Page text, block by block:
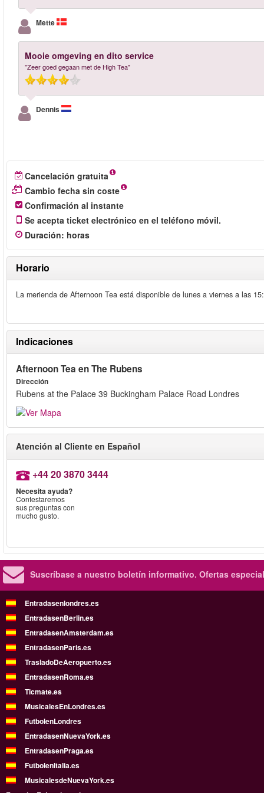
Mette
Mooie omgeving en dito service
"Zeer goed gegaan met de High Tea"
Dennis
Cancelación gratuita
Cambio fecha sin coste
Confirmación al instante
Se acepta ticket electrónico en el teléfono móvil.
Duración: horas
Horario
La merienda de Afternoon Tea está disponible de lunes a viernes a las
Indicaciones
Afternoon Tea en The Rubens
Dirección
Rubens at the Palace 39 Buckingham Palace Road Londres
Atención al Cliente en Español
+44 20 3870 3444
Necesita ayuda?
Contestaremos
sus preguntas con
mucho gusto.
Suscríbase a nuestro boletín informativo. Ofertas
Entradasenlondres.es
EntradasenBerlin.es
EntradasenAmsterdam.es
EntradasenParis.es
TrasladoDeAeropuerto.es
EntradasenRoma.es
Ticmate.es
MusicalesEnLondres.es
FutbolenLondres
EntradasenNuevaYork.es
EntradasenPraga.es
FutbolenItalia.es
MusicalesdeNuevaYork.es